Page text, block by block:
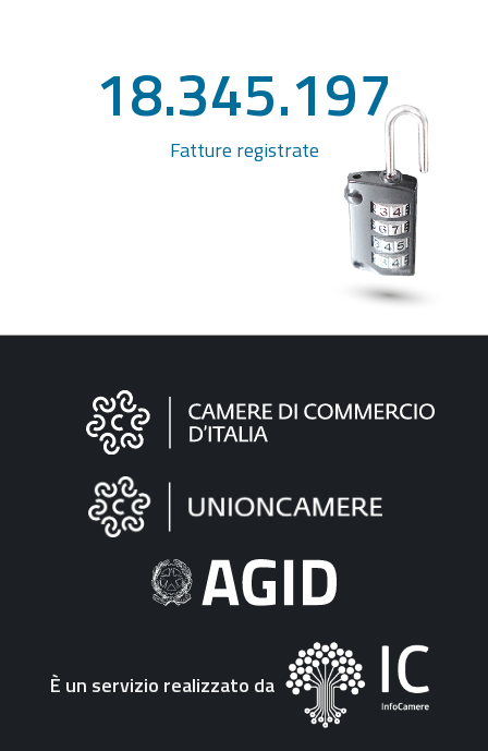
18.345.197
Fatture registrate
Informazioni
"Fattura
Elettronica"
È un servizio realizzato da